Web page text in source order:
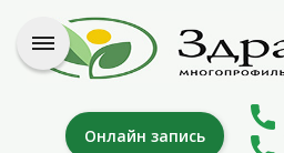
Онлайн запись